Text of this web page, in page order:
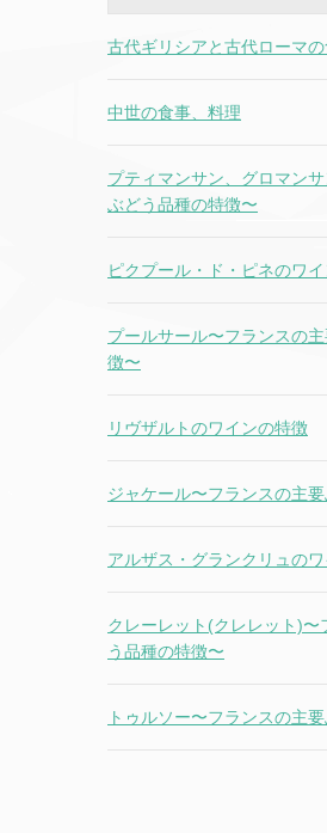
古代ギリシアと古代ローマ
中世の食事、料理
プティマンサン、グロマン
ぶどう品種の特徴〜
ピクプール・ド・ピネのワ
プールサール〜フランスの
徴〜
リヴザルトのワインの特徴
ジャケール〜フランスの主
アルザス・グランクリュの
クレーレット(クレレット)〜
う品種の特徴〜
トゥルソー〜フランスの主